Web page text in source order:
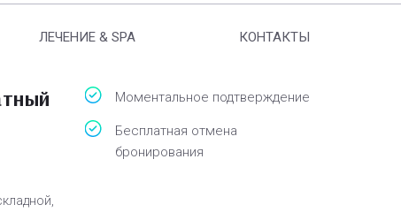
ЛЕЧЕНИЕ & SPA КОНТАКТЫ
Моментальное подтверждение
Бесплатная отмена
бронирования